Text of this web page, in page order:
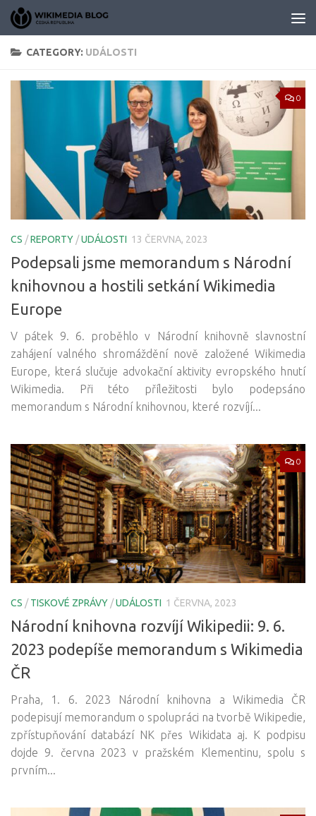
Skip to content
CATEGORY: UDÁLOSTI
0
CS /REPORTY /UDÁLOSTI 13 ČERVNA, 2023
Podepsali jsme memorandum s Národní
knihovnou a hostili setkání Wikimedia
Europe
V pátek 9. 6. proběhlo v Národní knihovně slavnostní
zahájení valného shromáždění nově založené Wikimedia
Europe, která slučuje advokační aktivity evropského hnutí
Wikimedia. Při této příležitosti bylo podepsáno
memorandum s Národní knihovnou, které rozvíjí...
0
CS /TISKOVÉ ZPRÁVY /UDÁLOSTI 1 ČERVNA, 2023
Národní knihovna rozvíjí Wikipedii: 9. 6.
2023 podepíše memorandum s Wikimedia
ČR
Praha, 1. 6. 2023 Národní knihovna a Wikimedia ČR
podepisují memorandum o spolupráci na tvorbě Wikipedie,
zpřístupňování databází NK přes Wikidata aj. K podpisu
dojde 9. června 2023 v pražském Klementinu, spolu s
prvním...